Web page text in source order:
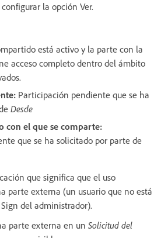
la opción Ver.
está activo y la parte con la
acceso completo dentro del ámbito
Participación pendiente que se ha
Desde
con el que se comparte:
que se ha solicitado por parte de
que significa que el uso
parte externa (un usuario que no está
del administrador).
parte externa en un Solicitud del